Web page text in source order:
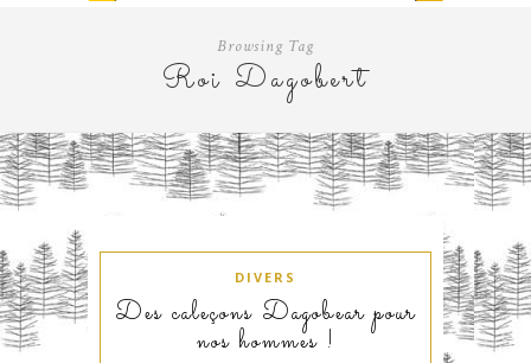
Browsing Tag
Roi Dagobert
DIVERS
Des caleçons Dagobear pour
nos hommes !